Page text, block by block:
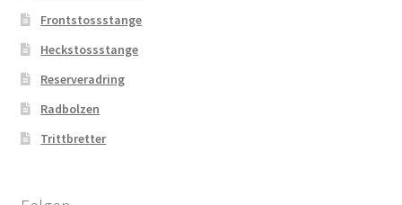
Frontstossstange
Heckstossstange
Reserveradring
Radbolzen
Trittbretter